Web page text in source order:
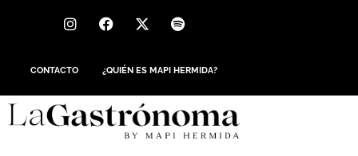
CONTACTO ¿QUIÉN ES MAPI HERMIDA?